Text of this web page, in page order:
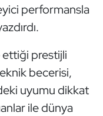
performansla
prestijli
becerisi,
uyumu dikkat
ile dünya